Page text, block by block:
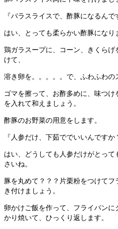
『バラスライスで、酢豚になるんで
はい、とっても柔らかい酢豚になり
鶏ガラスープに、コーン、きくら
けて、
溶き卵を。。。。。で、ふわふわの
ゴマを擦って、お酢多めに、味つ
を入れて和えましょう。
酢豚のお野菜の用意をします。
『人参だけ、下茹ででいいんですか
はい、どうしても人参だけがとっ
さいね。
豚を丸めて？？？片栗粉をつけて
き付けましょう。
卵かけご飯を作って、フライパン
かり焼いて、ひっくり返します。